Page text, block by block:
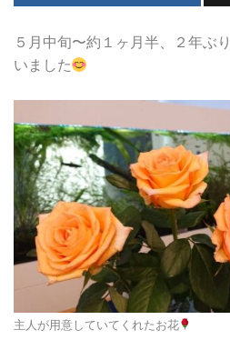
５月中旬〜約１ヶ月半、２年ぶ
いました
主人が用意していてくれたお花